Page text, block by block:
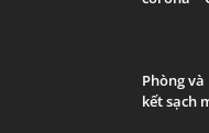
Phòng
kết sạch